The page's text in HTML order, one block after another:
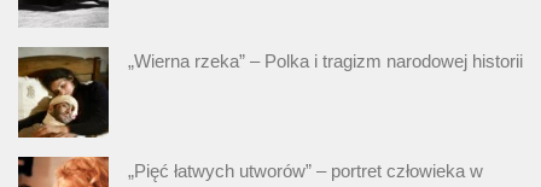
„Wierna rzeka” – Polka i tragizm narodowej historii
„Pięć łatwych utworów” – portret człowieka w